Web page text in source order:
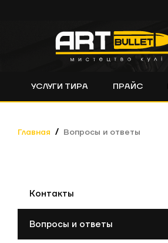
УСЛУГИ ТИРА ПРАЙС
Главная Вопросы и ответы
Контакты
Вопросы и ответы